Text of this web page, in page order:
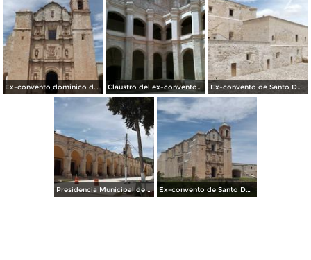
Ex-convento dominico del siglo XVI. Julio/2014 Claustro del ex-convento de Santo Domingo Siglo XVI. Julio/2014 Ex-convento de Santo Domingo Siglo XVI. Julio/2014
Presidencia Municipal de Yanhuitlán. Julio/2014 Ex-convento de Santo Domingo siglo XVI. Julio/2014